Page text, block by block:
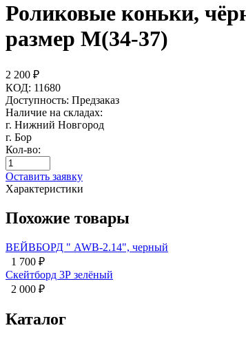
Роликовые коньки,
размер M(34-37)
2 200 ₽
КОД: 11680
Доступность: Предзаказ
Наличие на складах:
г. Нижний Новгород
г. Бор
Кол-во:
Оставить заявку
Характеристики
Похожие товары
ВЕЙВБОРД " AWB-2.14", черный
1 700 ₽
Скейтборд 3Р зелёный
2 000 ₽
Каталог